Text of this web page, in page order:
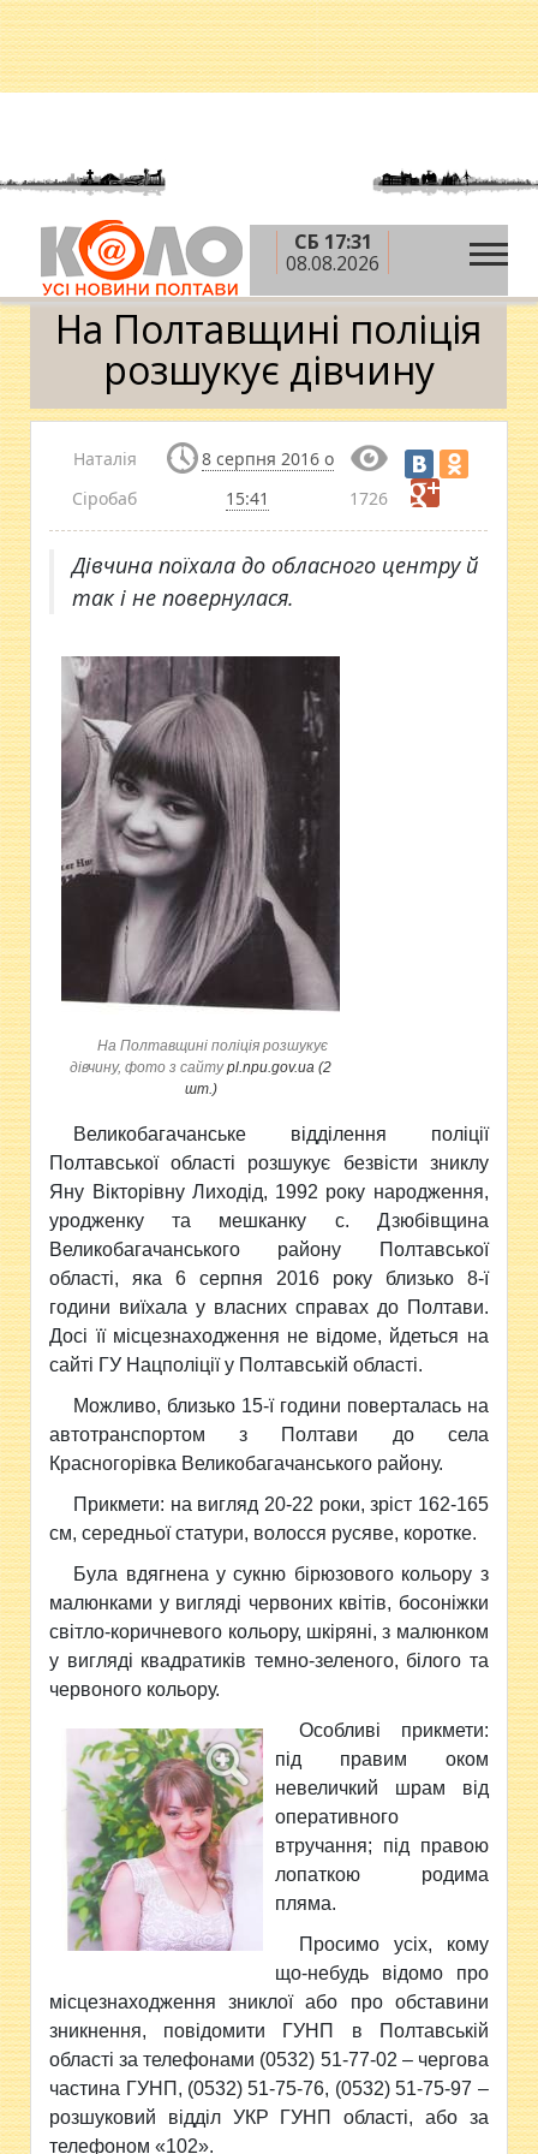
СБ 17:31
08.08.2026
Головна » Новини »
На Полтавщині поліція
розшукує дівчину
На Полтавщині поліція
розшукує дівчину
Наталія
Сіробаб
8 серпня 2016 о
15:41
1726
Дівчина поїхала до обласного центру й
так і не повернулася.
На Полтавщині поліція розшукує
дівчину, фото з сайтуpl.npu.gov.ua (2
шт.)
Великобагачанське відділення поліції
Полтавськоїобласті розшукує безвісти зниклу
Яну Вікторівну Лиходід, 1992 року народження,
уродженку та мешканку с. Дзюбівщина
Великобагачанського району Полтавської
області, яка 6 серпня 2016 року близько 8-ї
години виїхала у власних справах до Полтави.
Досі її місцезнаходження не відоме, йдеться на
сайті ГУ Нацполіції у Полтавській області.
Можливо, близько 15-ї години поверталась на
автотранспортом з Полтави до села
Красногорівка Великобагачанського району.
Прикмети: на вигляд 20-22 роки, зріст 162-165
см, середньої статури, волосся русяве, коротке.
Була вдягнена у сукню бірюзового кольору з
малюнками у вигляді червоних квітів, босоніжки
світло-коричневого кольору, шкіряні, з малюнком
у вигляді квадратиків темно-зеленого, білого та
червоного кольору.
Особливі прикмети:
під правим оком
невеличкий шрам від
оперативного
втручання; під правою
лопаткою родима
пляма.
Просимо усіх, кому
що-небудь відомо про
місцезнаходження зниклої або про обставини
зникнення, повідомити ГУНП в Полтавській
області за телефонами (0532) 51-77-02 – чергова
частина ГУНП, (0532) 51-75-76, (0532) 51-75-97 –
розшуковий відділ УКР ГУНП області, або за
телефоном «102».